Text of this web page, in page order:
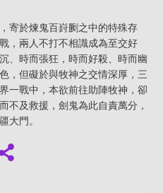
寄於煉鬼百崶劂之中的特殊存
，兩人不打不相識成為至交好
、時而張狂，時而好殺、時而幽
，但礙於與牧神之交情深厚，三
一戰中，本欲前往助陣牧神，卻
不及救援，劍鬼為此自責萬分，
大門。